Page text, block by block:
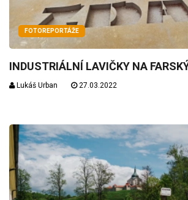
FOTOREPORTÁŽE
INDUSTRIÁLNÍ LAVIČKY NA
Lukáš Urban 27.03.2022